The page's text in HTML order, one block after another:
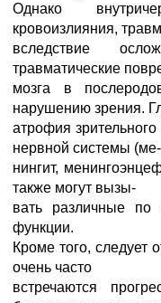
Однако
кровоизлияния,
вследствие
травматические
мозга в
нарушению зрения.
атрофия
нервной системы (ме-
нингит,
также могут вызы-
вать различные по
функции.
Кроме того, следует
очень часто
встречаются